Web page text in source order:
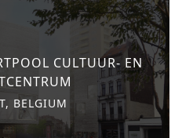
CULTUUR- EN
BELGIUM